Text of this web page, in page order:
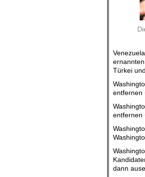
Türkei
entfernen
entfernen
dann